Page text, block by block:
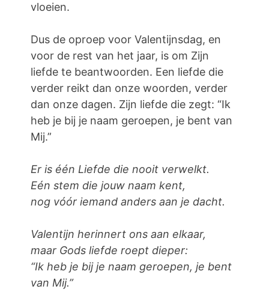
vloeien.
Dus de oproep voor Valentijnsdag, en
voor de rest van het jaar, is om Zijn
liefde te beantwoorden. Een liefde die
verder reikt dan onze woorden, verder
dan onze dagen. Zijn liefde die zegt: “Ik
heb je bij je naam geroepen, je bent van
Mij.”
Er is één Liefde die nooit verwelkt.
Eén stem die jouw naam kent,
nog vóór iemand anders aan je dacht.
Valentijn herinnert ons aan elkaar,
maar Gods liefde roept dieper:
“Ik heb je bij je naam geroepen, je bent
van Mij.”